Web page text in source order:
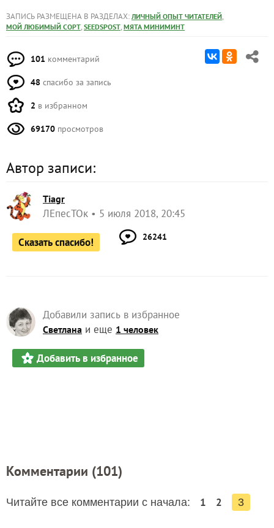
ЗАПИСЬ РАЗМЕЩЕНА В РАЗДЕЛАХ: ЛИЧНЫЙ ОПЫТ ЧИТАТЕЛЕЙ,
МОЙ ЛЮБИМЫЙ СОРТ, SEEDSPOST, МЯТА МИНИМИНТ
101 комментарий
48 спасибо за запись
2 в избранном
69170 просмотров
Автор записи:
Tiagr
ЛЕпесТОк 5 июля 2018, 20:45
Сказать спасибо! 26241
Добавили запись в избранное
Светлана и еще 1 человек
Добавить в избранное
Комментарии (101)
Читайте все комментарии с начала: 1 2 3